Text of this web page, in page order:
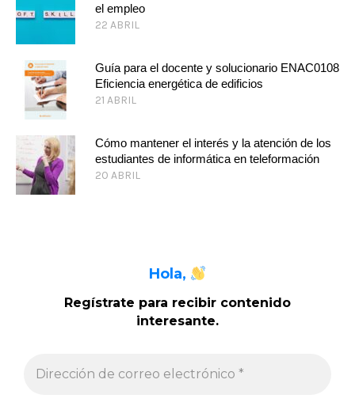
el empleo
22 ABRIL
Guía para el docente y solucionario ENAC0108
Eficiencia energética de edificios
21 ABRIL
Cómo mantener el interés y la atención de los
estudiantes de informática en teleformación
20 ABRIL
Hola,
Regístrate para recibir contenido
interesante.